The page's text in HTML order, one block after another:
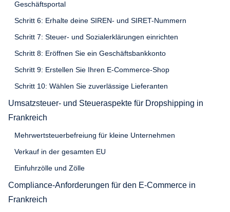
Geschäftsportal
Schritt 6: Erhalte deine SIREN- und SIRET-Nummern
Schritt 7: Steuer- und Sozialerklärungen einrichten
Schritt 8: Eröffnen Sie ein Geschäftsbankkonto
Schritt 9: Erstellen Sie Ihren E-Commerce-Shop
Schritt 10: Wählen Sie zuverlässige Lieferanten
Umsatzsteuer- und Steueraspekte für Dropshipping in
Frankreich
Mehrwertsteuerbefreiung für kleine Unternehmen
Verkauf in der gesamten EU
Einfuhrzölle und Zölle
Compliance-Anforderungen für den E-Commerce in
Frankreich